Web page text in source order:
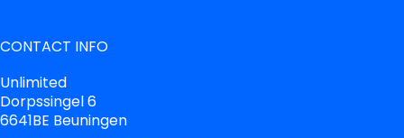
CONTACT INFO
Unlimited
Dorpssingel 6
6641BE Beuningen